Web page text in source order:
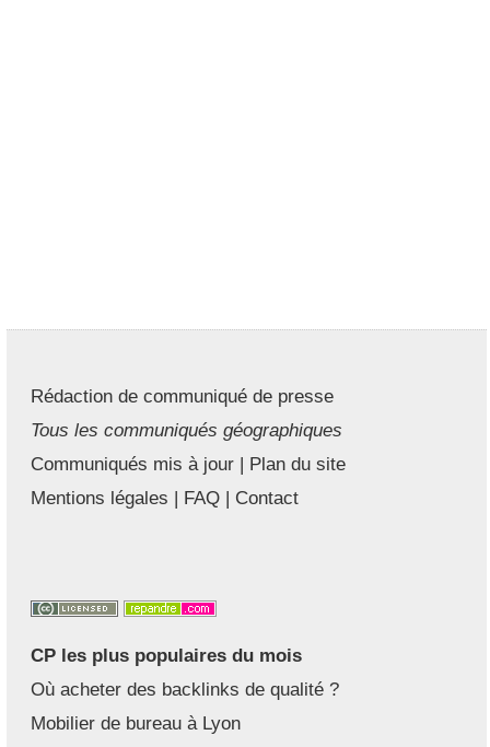
Rédaction de communiqué de presse
Tous les communiqués géographiques
Communiqués mis à jour | Plan du site
Mentions légales | FAQ | Contact
CP les plus populaires du mois
Où acheter des backlinks de qualité ?
Mobilier de bureau à Lyon